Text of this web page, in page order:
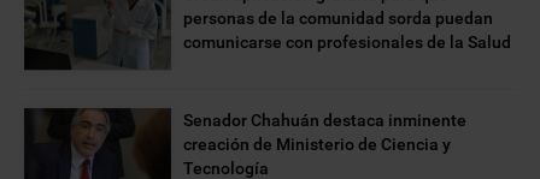
personas de la comunidad sorda puedan
comunicarse con profesionales de la Salud
Senador Chahuán destaca inminente
creación de Ministerio de Ciencia y
Tecnología